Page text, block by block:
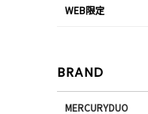
WEB限定
BRAND
MERCURYDUO